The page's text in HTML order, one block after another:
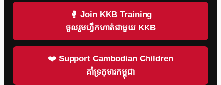
🥊 Join KKB Training
ចូលរួមហ្វឹកហាត់ជាមួយ KKB
❤️ Support Cambodian Children
គាំទ្រកុមារកម្ពុជា